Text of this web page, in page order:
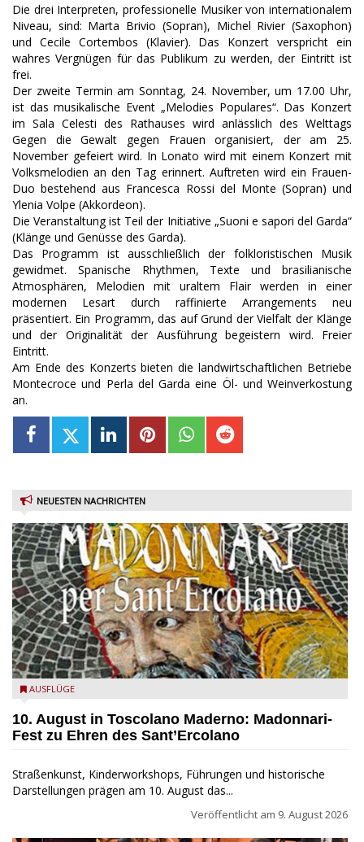
Die drei Interpreten, professionelle Musiker von internationalem
Niveau, sind: Marta Brivio (Sopran), Michel Rivier (Saxophon)
und Cecile Cortembos (Klavier). Das Konzert verspricht ein
wahres Vergnügen für das Publikum zu werden, der Eintritt ist
frei.
Der zweite Termin am Sonntag, 24. November, um 17.00 Uhr,
ist das musikalische Event „Melodies Populares“. Das Konzert
im Sala Celesti des Rathauses wird anlässlich des Welttags
Gegen die Gewalt gegen Frauen organisiert, der am 25.
November gefeiert wird. In Lonato wird mit einem Konzert mit
Volksmelodien an den Tag erinnert. Auftreten wird ein Frauen-
Duo bestehend aus Francesca Rossi del Monte (Sopran) und
Ylenia Volpe (Akkordeon).
Die Veranstaltung ist Teil der Initiative „Suoni e sapori del Garda“
(Klänge und Genüsse des Garda).
Das Programm ist ausschließlich der folkloristischen Musik
gewidmet. Spanische Rhythmen, Texte und brasilianische
Atmosphären, Melodien mit uraltem Flair werden in einer
modernen Lesart durch raffinierte Arrangements neu
präsentiert. Ein Programm, das auf Grund der Vielfalt der Klänge
und der Originalität der Ausführung begeistern wird. Freier
Eintritt.
Am Ende des Konzerts bieten die landwirtschaftlichen Betriebe
Montecroce und Perla del Garda eine Öl- und Weinverkostung
an.
NEUESTEN NACHRICHTEN
Toscolano Maderno: "Madonnari per Sant'Ercolano"
AUSFLÜGE
10. August in Toscolano Maderno: Madonnari-
Fest zu Ehren des Sant’Ercolano
Straßenkunst, Kinderworkshops, Führungen und historische
Darstellungen prägen am 10. August das...
Veröffentlicht am 9. August 2026